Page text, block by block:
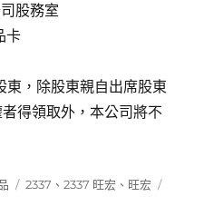
股務室
卡
，除股東親自出席股東
得領取外，本公司將不
標
2337 、2337 旺宏 、 旺宏